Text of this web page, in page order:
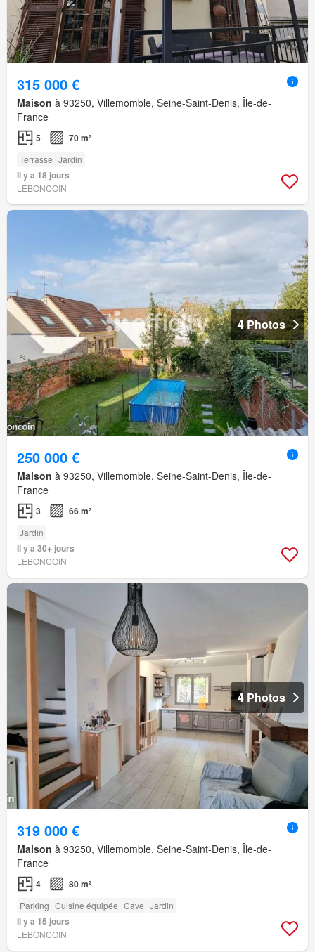
315 000 €
Maison à 93250, Villemomble, Seine-Saint-Denis, Île-de-
France
5 70 m²
Terrasse Jardin
Il y a 18 jours
LEBONCOIN
4 Photos
250 000 €
Maison à 93250, Villemomble, Seine-Saint-Denis, Île-de-
France
3 66 m²
Jardin
Il y a 30+ jours
LEBONCOIN
4 Photos
319 000 €
Maison à 93250, Villemomble, Seine-Saint-Denis, Île-de-
France
4 80 m²
Parking Cuisine équipée Cave Jardin
Il y a 15 jours
LEBONCOIN